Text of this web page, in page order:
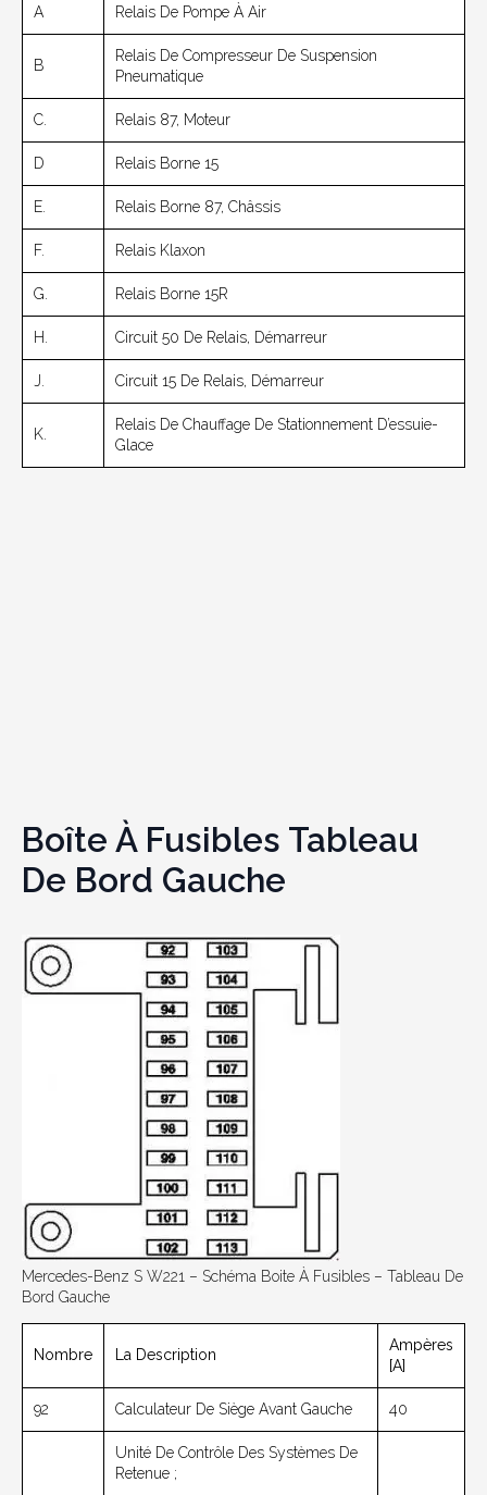
A Relais De Pompe À Air
B
Relais De Compresseur De Suspension
Pneumatique
C. Relais 87, Moteur
D Relais Borne 15
E. Relais Borne 87, Châssis
F. Relais Klaxon
G. Relais Borne 15R
H. Circuit 50 De Relais, Démarreur
J. Circuit 15 De Relais, Démarreur
K.
Relais De Chauffage De Stationnement D’essuie-
Glace
Boîte À Fusibles Tableau
De Bord Gauche
Mercedes-Benz S W221 – Schéma Boite À Fusibles – Tableau De
Bord Gauche
Nombre La Description
Ampères
[A]
92 Calculateur De Siège Avant Gauche 40
Unité De Contrôle Des Systèmes De
Retenue ;